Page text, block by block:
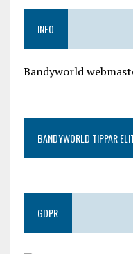
INFO
Bandyworld
BANDYWORLD TIPPAR
GDPR